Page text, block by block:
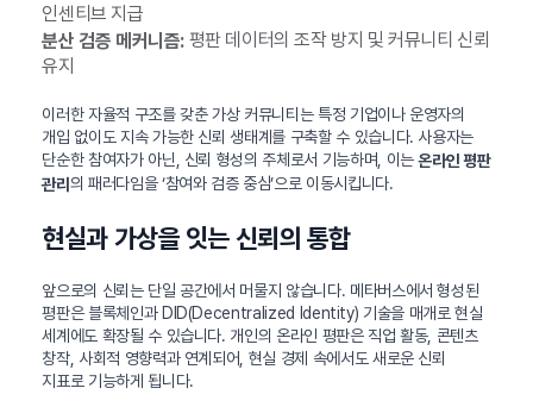
인센티브 지급
분산 검증 메커니즘:평판 데이터의 조작 방지 및 커뮤니티 신뢰
유지
이러한 자율적 구조를 갖춘 가상 커뮤니티는 특정 기업이나 운영자의
개입 없이도 지속 가능한 신뢰 생태계를 구축할 수 있습니다. 사용자는
단순한 참여자가 아닌, 신뢰 형성의 주체로서 기능하며, 이는온라인 평판
관리의 패러다임을 ‘참여와 검증 중심’으로 이동시킵니다.
현실과 가상을 잇는 신뢰의 통합
앞으로의 신뢰는 단일 공간에서 머물지 않습니다. 메타버스에서 형성된
평판은 블록체인과 DID(Decentralized Identity) 기술을 매개로 현실
세계에도 확장될 수 있습니다. 개인의 온라인 평판은 직업 활동, 콘텐츠
창작, 사회적 영향력과 연계되어, 현실 경제 속에서도 새로운 신뢰
지표로 기능하게 됩니다.